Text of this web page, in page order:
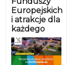
Europejskich
i atrakcje dla
każdego